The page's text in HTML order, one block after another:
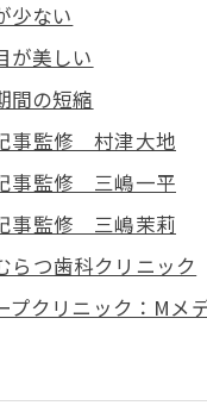
少ない
が美しい
間の短縮
事監修 村津大地
事監修 三嶋一平
事監修 三嶋茉莉
らつ歯科クリニック
プクリニック：Mメ